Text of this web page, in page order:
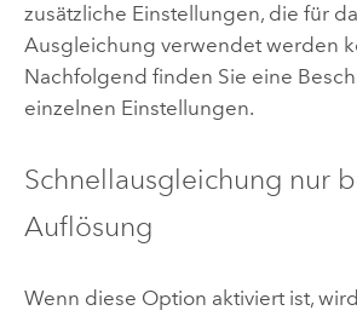
zusätzliche Einstellungen, die für
Ausgleichung verwendet werden
Nachfolgend finden Sie eine
einzelnen Einstellungen.
Schnellausgleichung nur
Auflösung
Wenn diese Option aktiviert ist,